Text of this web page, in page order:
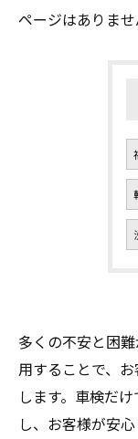
ページはありま
多くの不安と困
用することで、
します。車検だ
し、お客様が安